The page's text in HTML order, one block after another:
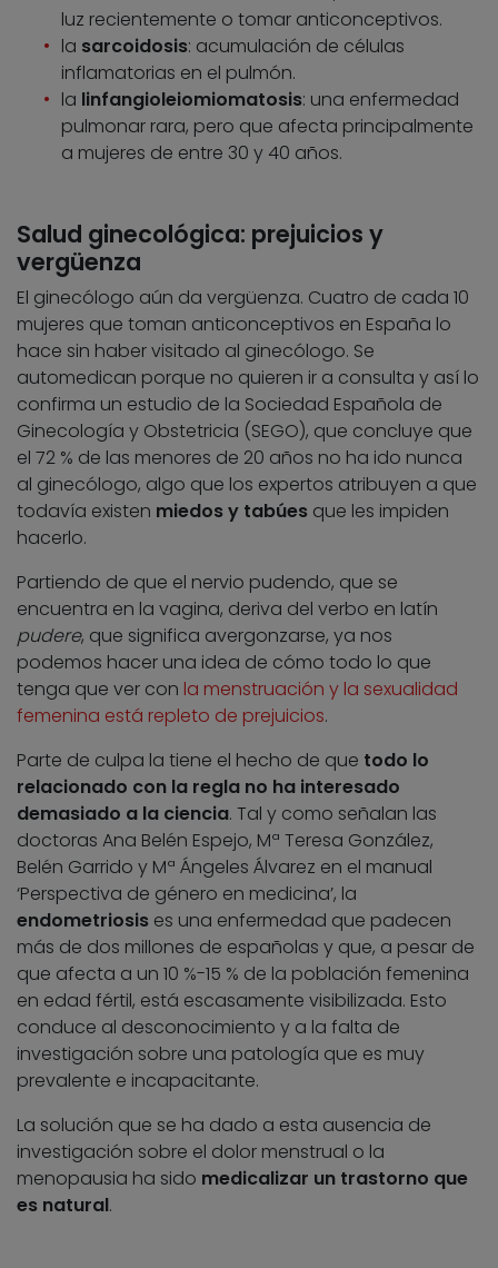
luz recientemente o tomar anticonceptivos.
la sarcoidosis: acumulación de células
inflamatorias en el pulmón.
la linfangioleiomiomatosis: una enfermedad
pulmonar rara, pero que afecta principalmente
a mujeres de entre 30 y 40 años.
Salud ginecológica: prejuicios y
vergüenza
El ginecólogo aún da vergüenza. Cuatro de cada 10
mujeres que toman anticonceptivos en España lo
hace sin haber visitado al ginecólogo. Se
automedican porque no quieren ir a consulta y así lo
confirma un estudio de la Sociedad Española de
Ginecología y Obstetricia (SEGO), que concluye que
el 72 % de las menores de 20 años no ha ido nunca
al ginecólogo, algo que los expertos atribuyen a que
todavía existen miedos y tabúes que les impiden
hacerlo.
Partiendo de que el nervio pudendo, que se
encuentra en la vagina, deriva del verbo en latín
pudere, que significa avergonzarse, ya nos
podemos hacer una idea de cómo todo lo que
tenga que ver con la menstruación y la sexualidad
femenina está repleto de prejuicios.
Parte de culpa la tiene el hecho de que todo lo
relacionado con la regla no ha interesado
demasiado a la ciencia. Tal y como señalan las
doctoras Ana Belén Espejo, Mª Teresa González,
Belén Garrido y Mª Ángeles Álvarez en el manual
‘Perspectiva de género en medicina’, la
endometriosis es una enfermedad que padecen
más de dos millones de españolas y que, a pesar de
que afecta a un 10 %-15 % de la población femenina
en edad fértil, está escasamente visibilizada. Esto
conduce al desconocimiento y a la falta de
investigación sobre una patología que es muy
prevalente e incapacitante.
La solución que se ha dado a esta ausencia de
investigación sobre el dolor menstrual o la
menopausia ha sido medicalizar un trastorno que
es natural.